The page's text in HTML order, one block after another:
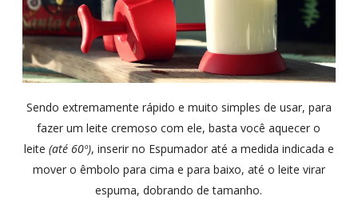
Sendo extremamente rápido e muito simples de usar, para
fazer um leite cremoso com ele, basta você aquecer o
leite (até 60º), inserir no Espumador até a medida indicada e
mover o êmbolo para cima e para baixo, até o leite virar
espuma, dobrando de tamanho.